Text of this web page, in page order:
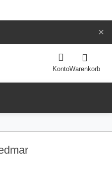
×
KontoWarenkorb